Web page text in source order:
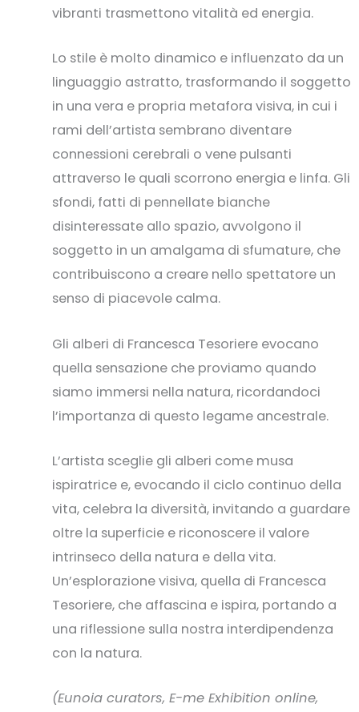
vibranti trasmettono vitalità ed energia.
Lo stile è molto dinamico e influenzato da un
linguaggio astratto, trasformando il soggetto
in una vera e propria metafora visiva, in cui i
rami dell’artista sembrano diventare
connessioni cerebrali o vene pulsanti
attraverso le quali scorrono energia e linfa. Gli
sfondi, fatti di pennellate bianche
disinteressate allo spazio, avvolgono il
soggetto in un amalgama di sfumature, che
contribuiscono a creare nello spettatore un
senso di piacevole calma.
Gli alberi di Francesca Tesoriere evocano
quella sensazione che proviamo quando
siamo immersi nella natura, ricordandoci
l’importanza di questo legame ancestrale.
L’artista sceglie gli alberi come musa
ispiratrice e, evocando il ciclo continuo della
vita, celebra la diversità, invitando a guardare
oltre la superficie e riconoscere il valore
intrinseco della natura e della vita.
Un’esplorazione visiva, quella di Francesca
Tesoriere, che affascina e ispira, portando a
una riflessione sulla nostra interdipendenza
con la natura.
(Eunoia curators, E-me Exhibition online,